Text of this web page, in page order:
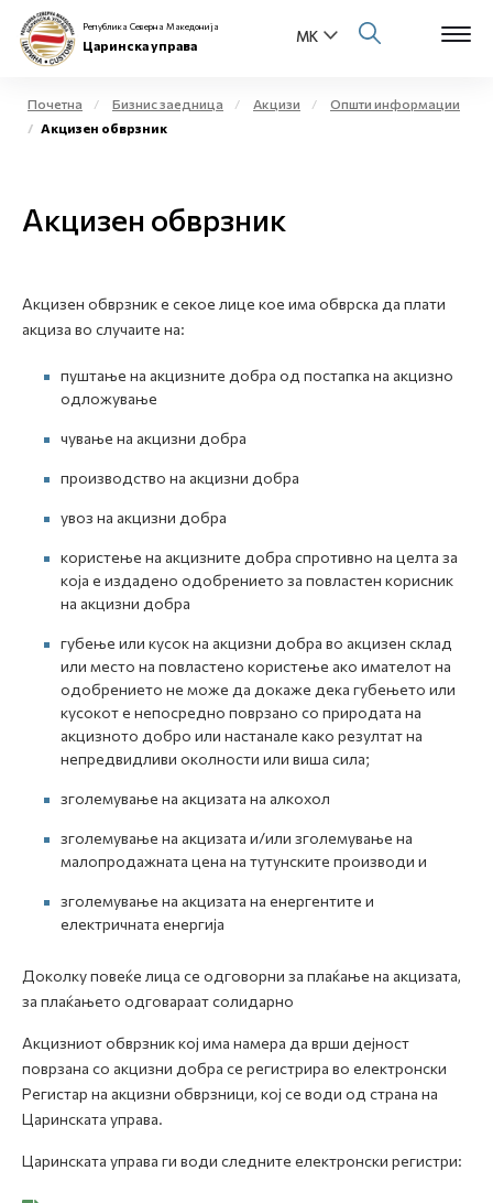
Физички лица
Open
Е-Царина
Медиа центар
Контакт
Е-Весник
Република Северна Македонија
Царинска управа
Почетна Бизнис заедница Акцизи
Општи информации
Акцизен обврзник
Акцизен обврзник
Акцизен обврзник е секое лице кое има обврска да плати
акциза во случаите на:
пуштање на акцизните добра од постапка на акцизно
одложување
чување на акцизни добра
производство на акцизни добра
увоз на акцизни добра
користење на акцизните добра спротивно на целта за
која е издадено одобрението за повластен корисник
на акцизни добра
губење или кусок на акцизни добра во акцизен склад
или место на повластено користење ако имателот на
одобрението не може да докаже дека губењето или
кусокот е непосредно поврзано со природата на
акцизното добро или настанале како резултат на
непредвидливи околности или виша сила;
зголемување на акцизата на алкохол
зголемување на акцизата и/или зголемување на
малопродажната цена на тутунските производи и
зголемување на акцизата на енергентите и
електричната енергија
Доколку повеќе лица се одговорни за плаќање на акцизата,
за плаќањето одговараат солидарно
Акцизниот обврзник кој има намера да врши дејност
поврзана со акцизни добра се регистрира во електронски
Регистар на акцизни обврзници, кој се води од страна на
Царинската управа.
Царинската управа ги води следните електронски регистри: